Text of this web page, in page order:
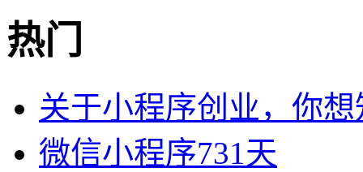
热门
关于小程序创业，你
微信小程序731天